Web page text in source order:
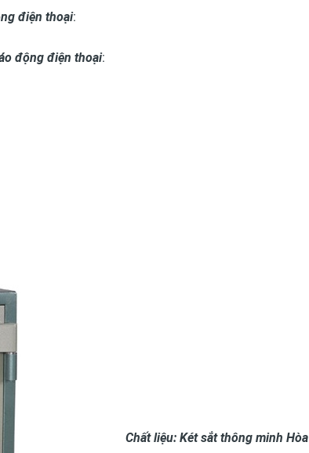
điện thoại:
động điện thoại:
Chất liệu: Két sắt thông minh Hòa